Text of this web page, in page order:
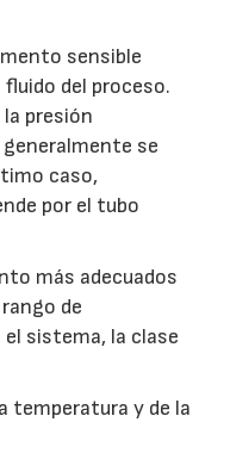
sensible
del proceso.
presión
se
caso,
por el tubo
más adecuados
de
sistema, la clase
temperatura y de la